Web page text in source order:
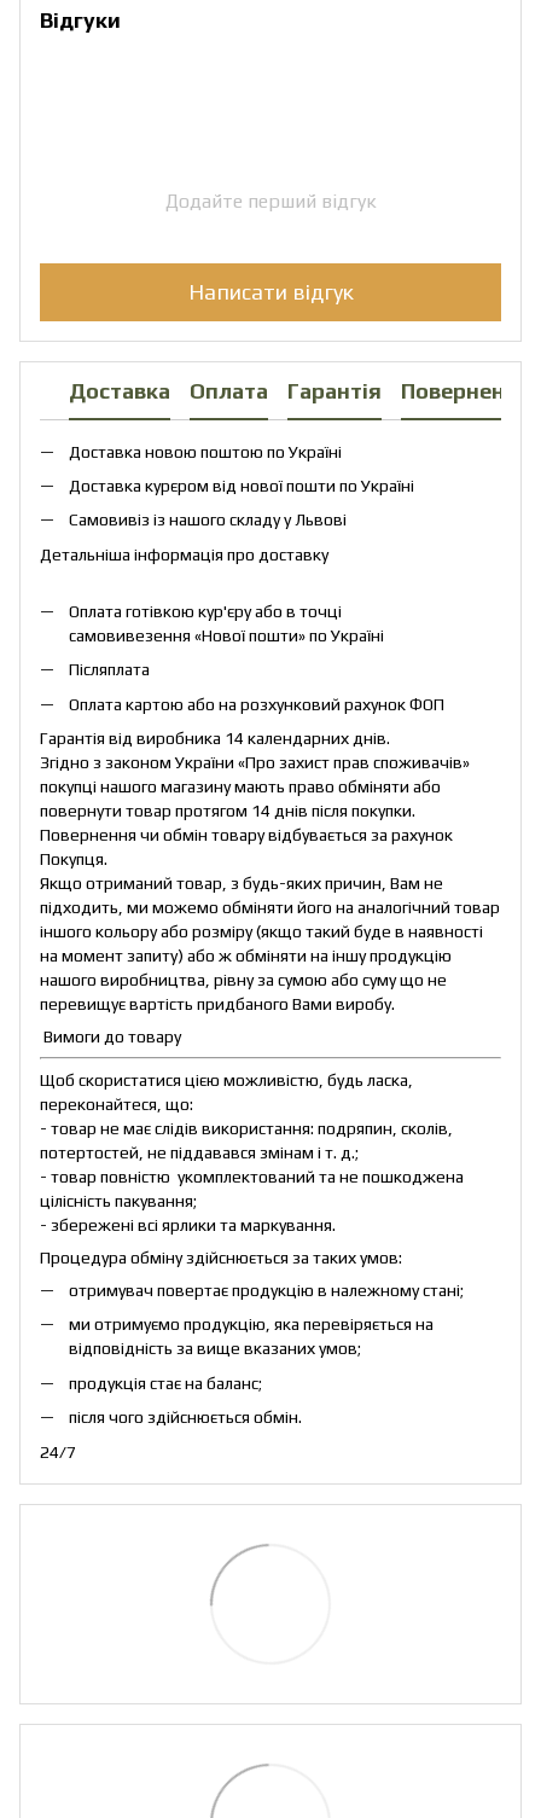
Відгуки
Додайте перший відгук
Написати відгук
Доставка Оплата Гарантія Повернення
Доставка новою поштою по Україні
Доставка курєром від нової пошти по Україні
Самовивіз із нашого складу у Львові
Детальніша інформація про доставку
Оплата готівкою кур'єру або в точці
самовивезення «Нової пошти» по Україні
Післяплата
Оплата картою або на розхунковий рахунок ФОП
Гарантія від виробника 14 календарних днів.
Згідно з законом України «Про захист прав споживачів»
покупці нашого магазину мають право обміняти або
повернути товар протягом 14 днів після покупки.
Повернення чи обмін товару відбувається за рахунок
Покупця.
Якщо отриманий товар, з будь-яких причин, Вам не
підходить, ми можемо обміняти його на аналогічний товар
іншого кольору або розміру (якщо такий буде в наявності
на момент запиту) або ж обміняти на іншу продукцію
нашого виробництва, рівну за сумою або суму що не
перевищує вартість придбаного Вами виробу.
Вимоги до товару
Щоб скористатися цією можливістю, будь ласка,
переконайтеся, що:
- товар не має слідів використання: подряпин, сколів,
потертостей, не піддавався змінам і т. д.;
- товар повністю укомплектований та не пошкоджена
цілісність пакування;
- збережені всі ярлики та маркування.
Процедура обміну здійснюється за таких умов:
отримувач повертає продукцію в належному стані;
ми отримуємо продукцію, яка перевіряється на
відповідність за вище вказаних умов;
продукція стає на баланс;
після чого здійснюється обмін.
24/7